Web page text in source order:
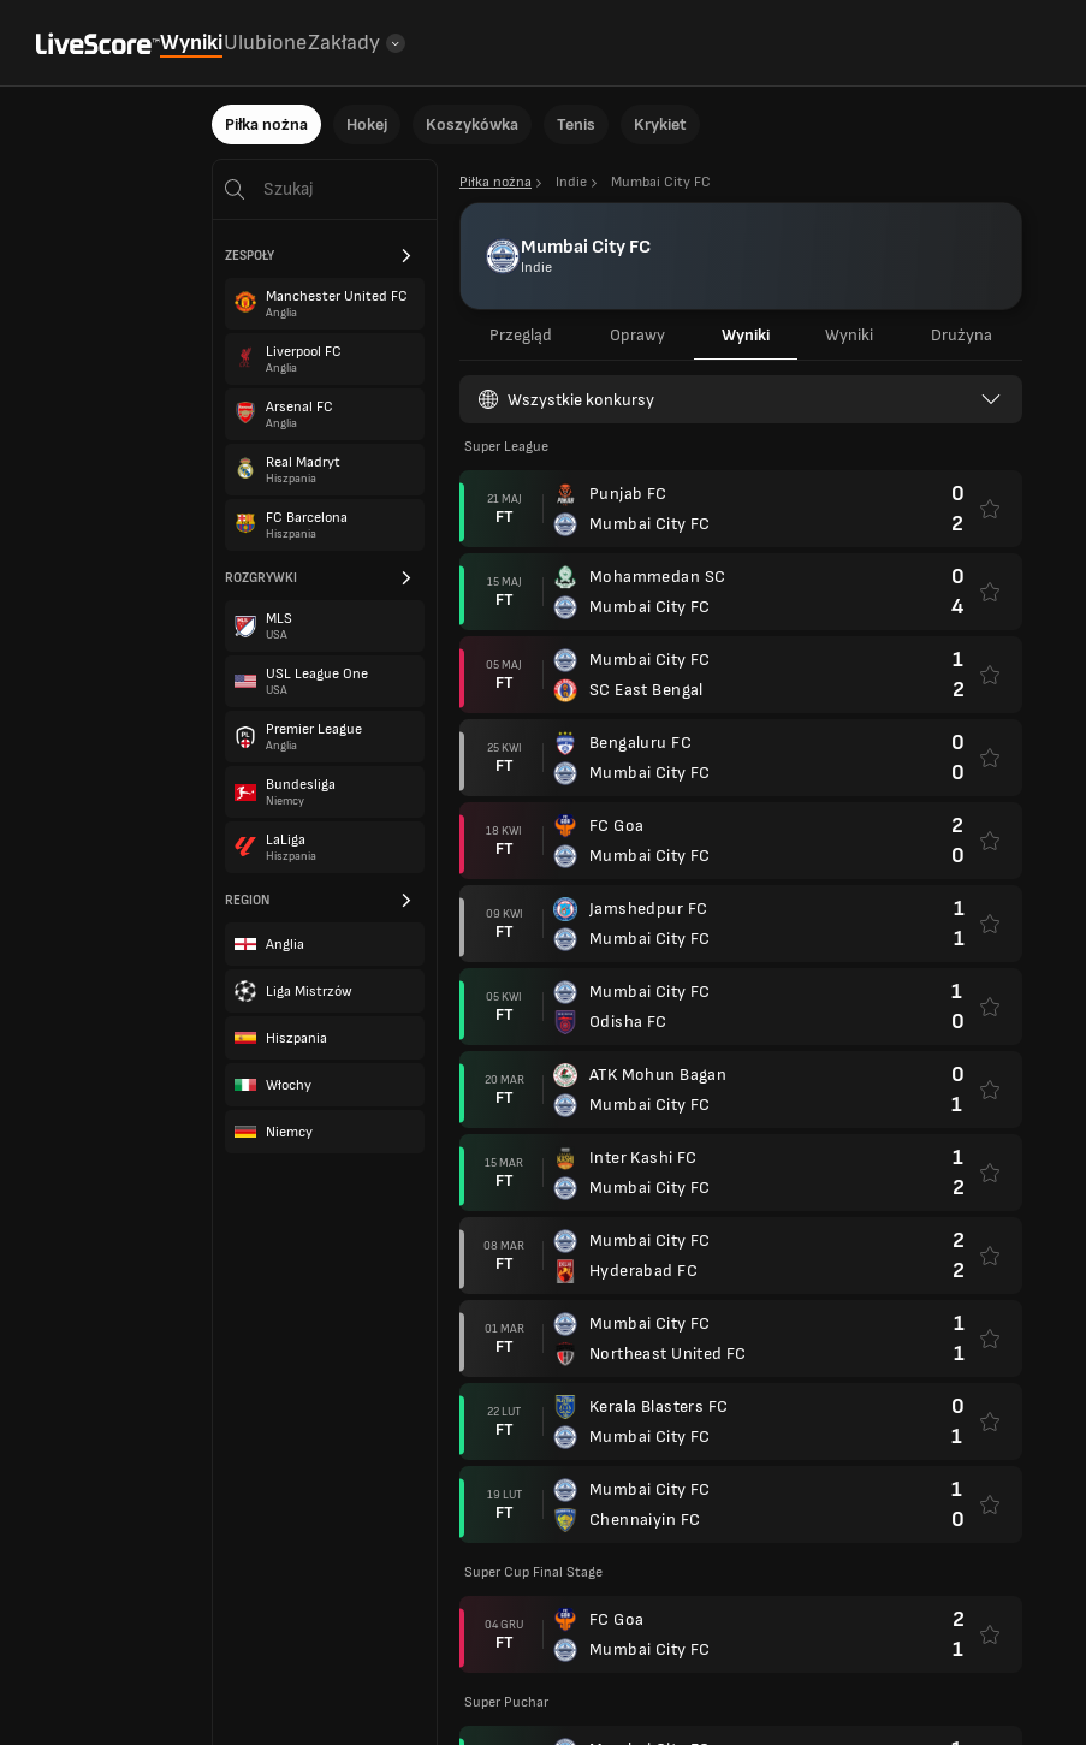
WynikiUlubioneZakłady
Piłka nożna Hokej Koszykówka Tenis Krykiet
ZESPOŁY
Manchester United FC
Anglia
Liverpool FC
Anglia
Arsenal FC
Anglia
Real Madryt
Hiszpania
FC Barcelona
Hiszpania
ROZGRYWKI
MLS
USA
USL League One
USA
Premier League
Anglia
Bundesliga
Niemcy
LaLiga
Hiszpania
REGION
Anglia
Liga Mistrzów
Hiszpania
Włochy
Niemcy
Piłka nożna Indie Mumbai City FC
Mumbai City FC
Indie
Przegląd Oprawy Wyniki Wyniki Drużyna
Wszystkie konkursy
Super League
21 MAJ
FT
Punjab FC
Mumbai City FC
0
2
15 MAJ
FT
Mohammedan SC
Mumbai City FC
0
4
05 MAJ
FT
Mumbai City FC
SC East Bengal
1
2
25 KWI
FT
Bengaluru FC
Mumbai City FC
0
0
18 KWI
FT
FC Goa
Mumbai City FC
2
0
09 KWI
FT
Jamshedpur FC
Mumbai City FC
1
1
05 KWI
FT
Mumbai City FC
Odisha FC
1
0
20 MAR
FT
ATK Mohun Bagan
Mumbai City FC
0
1
15 MAR
FT
Inter Kashi FC
Mumbai City FC
1
2
08 MAR
FT
Mumbai City FC
Hyderabad FC
2
2
01 MAR
FT
Mumbai City FC
Northeast United FC
1
1
22 LUT
FT
Kerala Blasters FC
Mumbai City FC
0
1
19 LUT
FT
Mumbai City FC
Chennaiyin FC
1
0
Super Cup Final Stage
04 GRU
FT
FC Goa
Mumbai City FC
2
1
Super Puchar